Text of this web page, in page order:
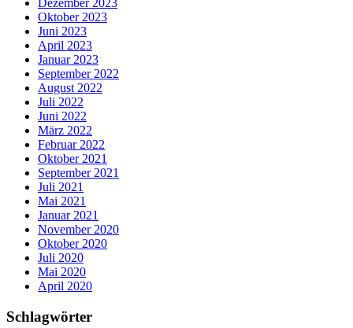
Dezember 2023
Oktober 2023
Juni 2023
April 2023
Januar 2023
September 2022
August 2022
Juli 2022
Juni 2022
März 2022
Februar 2022
Oktober 2021
September 2021
Juli 2021
Mai 2021
Januar 2021
November 2020
Oktober 2020
Juli 2020
Mai 2020
April 2020
Schlagwörter